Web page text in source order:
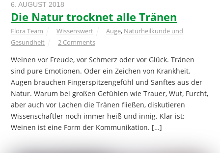
6. AUGUST 2018
Die Natur trocknet alle Tränen
Flora Team Wissenswert Auge, Naturheilkunde und
Gesundheit
2 Comments
Weinen vor Freude, vor Schmerz oder vor Glück. Tränen
sind pure Emotionen. Oder ein Zeichen von Krankheit.
Augen brauchen Fingerspitzengefühl und Sanftes aus der
Natur. Warum bei großen Gefühlen wie Trauer, Wut, Furcht,
aber auch vor Lachen die Tränen fließen, diskutieren
Wissenschaftler noch immer heiß und innig. Klar ist:
Weinen ist eine Form der Kommunikation. […]